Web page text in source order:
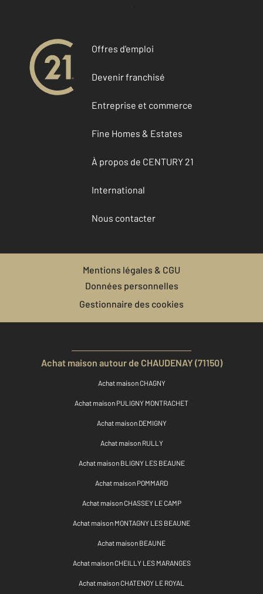
Accéder à mon compte
Offres d'emploi
Devenir franchisé
Entreprise et commerce
Fine Homes & Estates
À propos de CENTURY 21
International
Nous contacter
Mentions légales & CGU
Données personnelles
Gestionnaire des cookies
Achat maison autour de CHAUDENAY (71150)
Achat maison CHAGNY
Achat maison PULIGNY MONTRACHET
Achat maison DEMIGNY
Achat maison RULLY
Achat maison BLIGNY LES BEAUNE
Achat maison POMMARD
Achat maison CHASSEY LE CAMP
Achat maison MONTAGNY LES BEAUNE
Achat maison BEAUNE
Achat maison CHEILLY LES MARANGES
Achat maison CHATENOY LE ROYAL